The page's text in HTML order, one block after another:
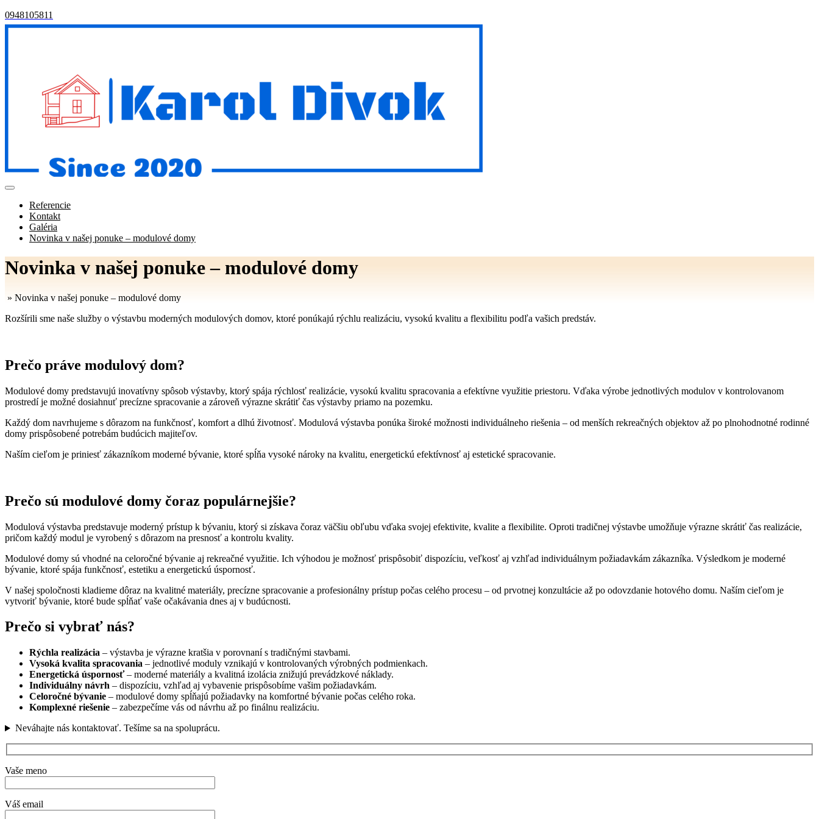
Skip
to
0948105811
Open
Referencie
Kontakt
Galéria
Novinka v našej ponuke – modulové domy
Close
Menu
Novinka v našej ponuke – modulové domy
» Novinka v našej ponuke – modulové domy
Rozšírili sme naše služby o výstavbu moderných modulových domov, ktoré ponúkajú rýchlu realizáciu, vysokú kvalitu a flexibilitu podľa vašich predstáv.
Prečo práve modulový dom?
Modulové domy predstavujú inovatívny spôsob výstavby, ktorý spája rýchlosť realizácie, vysokú kvalitu spracovania a efektívne využitie priestoru. Vďaka výrobe jednotlivých modulov v kontrolovanom
prostredí je možné dosiahnuť precízne spracovanie a zároveň výrazne skrátiť čas výstavby priamo na pozemku.
Každý dom navrhujeme s dôrazom na funkčnosť, komfort a dlhú životnosť. Modulová výstavba ponúka široké možnosti individuálneho riešenia – od menších rekreačných objektov až po plnohodnotné rodinné
domy prispôsobené potrebám budúcich majiteľov.
Naším cieľom je priniesť zákazníkom moderné bývanie, ktoré spĺňa vysoké nároky na kvalitu, energetickú efektívnosť aj estetické spracovanie.
Prečo sú modulové domy čoraz populárnejšie?
Modulová výstavba predstavuje moderný prístup k bývaniu, ktorý si získava čoraz väčšiu obľubu vďaka svojej efektivite, kvalite a flexibilite. Oproti tradičnej výstavbe umožňuje výrazne skrátiť čas realizácie,
pričom každý modul je vyrobený s dôrazom na presnosť a kontrolu kvality.
Modulové domy sú vhodné na celoročné bývanie aj rekreačné využitie. Ich výhodou je možnosť prispôsobiť dispozíciu, veľkosť aj vzhľad individuálnym požiadavkám zákazníka. Výsledkom je moderné
bývanie, ktoré spája funkčnosť, estetiku a energetickú úspornosť.
V našej spoločnosti kladieme dôraz na kvalitné materiály, precízne spracovanie a profesionálny prístup počas celého procesu – od prvotnej konzultácie až po odovzdanie hotového domu. Naším cieľom je
vytvoriť bývanie, ktoré bude spĺňať vaše očakávania dnes aj v budúcnosti.
Prečo si vybrať nás?
Rýchla realizácia – výstavba je výrazne kratšia v porovnaní s tradičnými stavbami.
Vysoká kvalita spracovania – jednotlivé moduly vznikajú v kontrolovaných výrobných podmienkach.
Energetická úspornosť– moderné materiály a kvalitná izolácia znižujú prevádzkové náklady.
Individuálny návrh – dispozíciu, vzhľad aj vybavenie prispôsobíme vašim požiadavkám.
Celoročné bývanie – modulové domy spĺňajú požiadavky na komfortné bývanie počas celého roka.
Komplexné riešenie – zabezpečíme vás od návrhu až po finálnu realizáciu.
Neváhajte nás kontaktovať. Tešíme sa na spoluprácu.
Vaše meno
Váš email